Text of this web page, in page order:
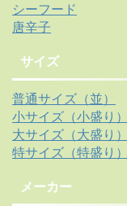
シーフード
唐辛子
サイズ
普通サイズ（並）
小サイズ（小盛り）
大サイズ（大盛り）
特サイズ（特盛り）
メーカー